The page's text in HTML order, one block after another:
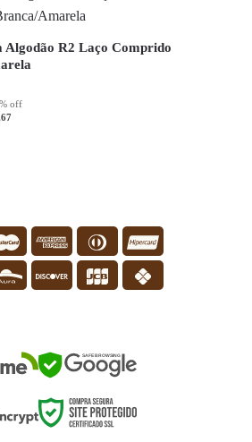
R2 Laço Comprido
% off
SAFE BROWSING